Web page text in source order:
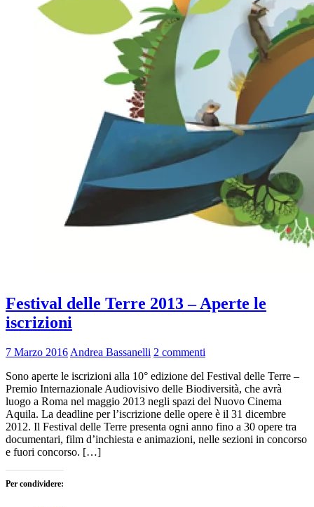
Festival delle Terre 2013 – Aperte le
iscrizioni
7 Marzo 2016 Andrea Bassanelli 2 commenti
Sono aperte le iscrizioni alla 10° edizione del Festival delle Terre –
Premio Internazionale Audiovisivo delle Biodiversità, che avrà
luogo a Roma nel maggio 2013 negli spazi del Nuovo Cinema
Aquila. La deadline per l’iscrizione delle opere è il 31 dicembre
2012. Il Festival delle Terre presenta ogni anno fino a 30 opere tra
documentari, film d’inchiesta e animazioni, nelle sezioni in concorso
e fuori concorso. […]
Per condividere: